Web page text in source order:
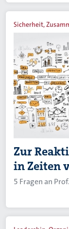
Sicherheit,
Zur
in Zeiten
5 Fragen an